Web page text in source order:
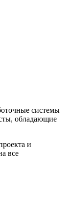
системы
обладающие
и
все